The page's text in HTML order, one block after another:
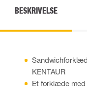
BESKRIVELSE
KENTAUR
Et forklæde med